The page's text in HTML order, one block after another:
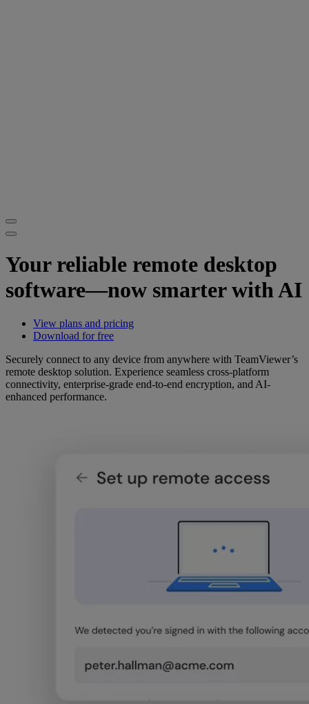
Your reliable remote desktop
software—now smarter with AI
View plans and pricing
Download for free
Securely connect to any device from anywhere with TeamViewer’s
remote desktop solution. Experience seamless cross-platform
connectivity, enterprise-grade end-to-end encryption, and AI-
enhanced performance.